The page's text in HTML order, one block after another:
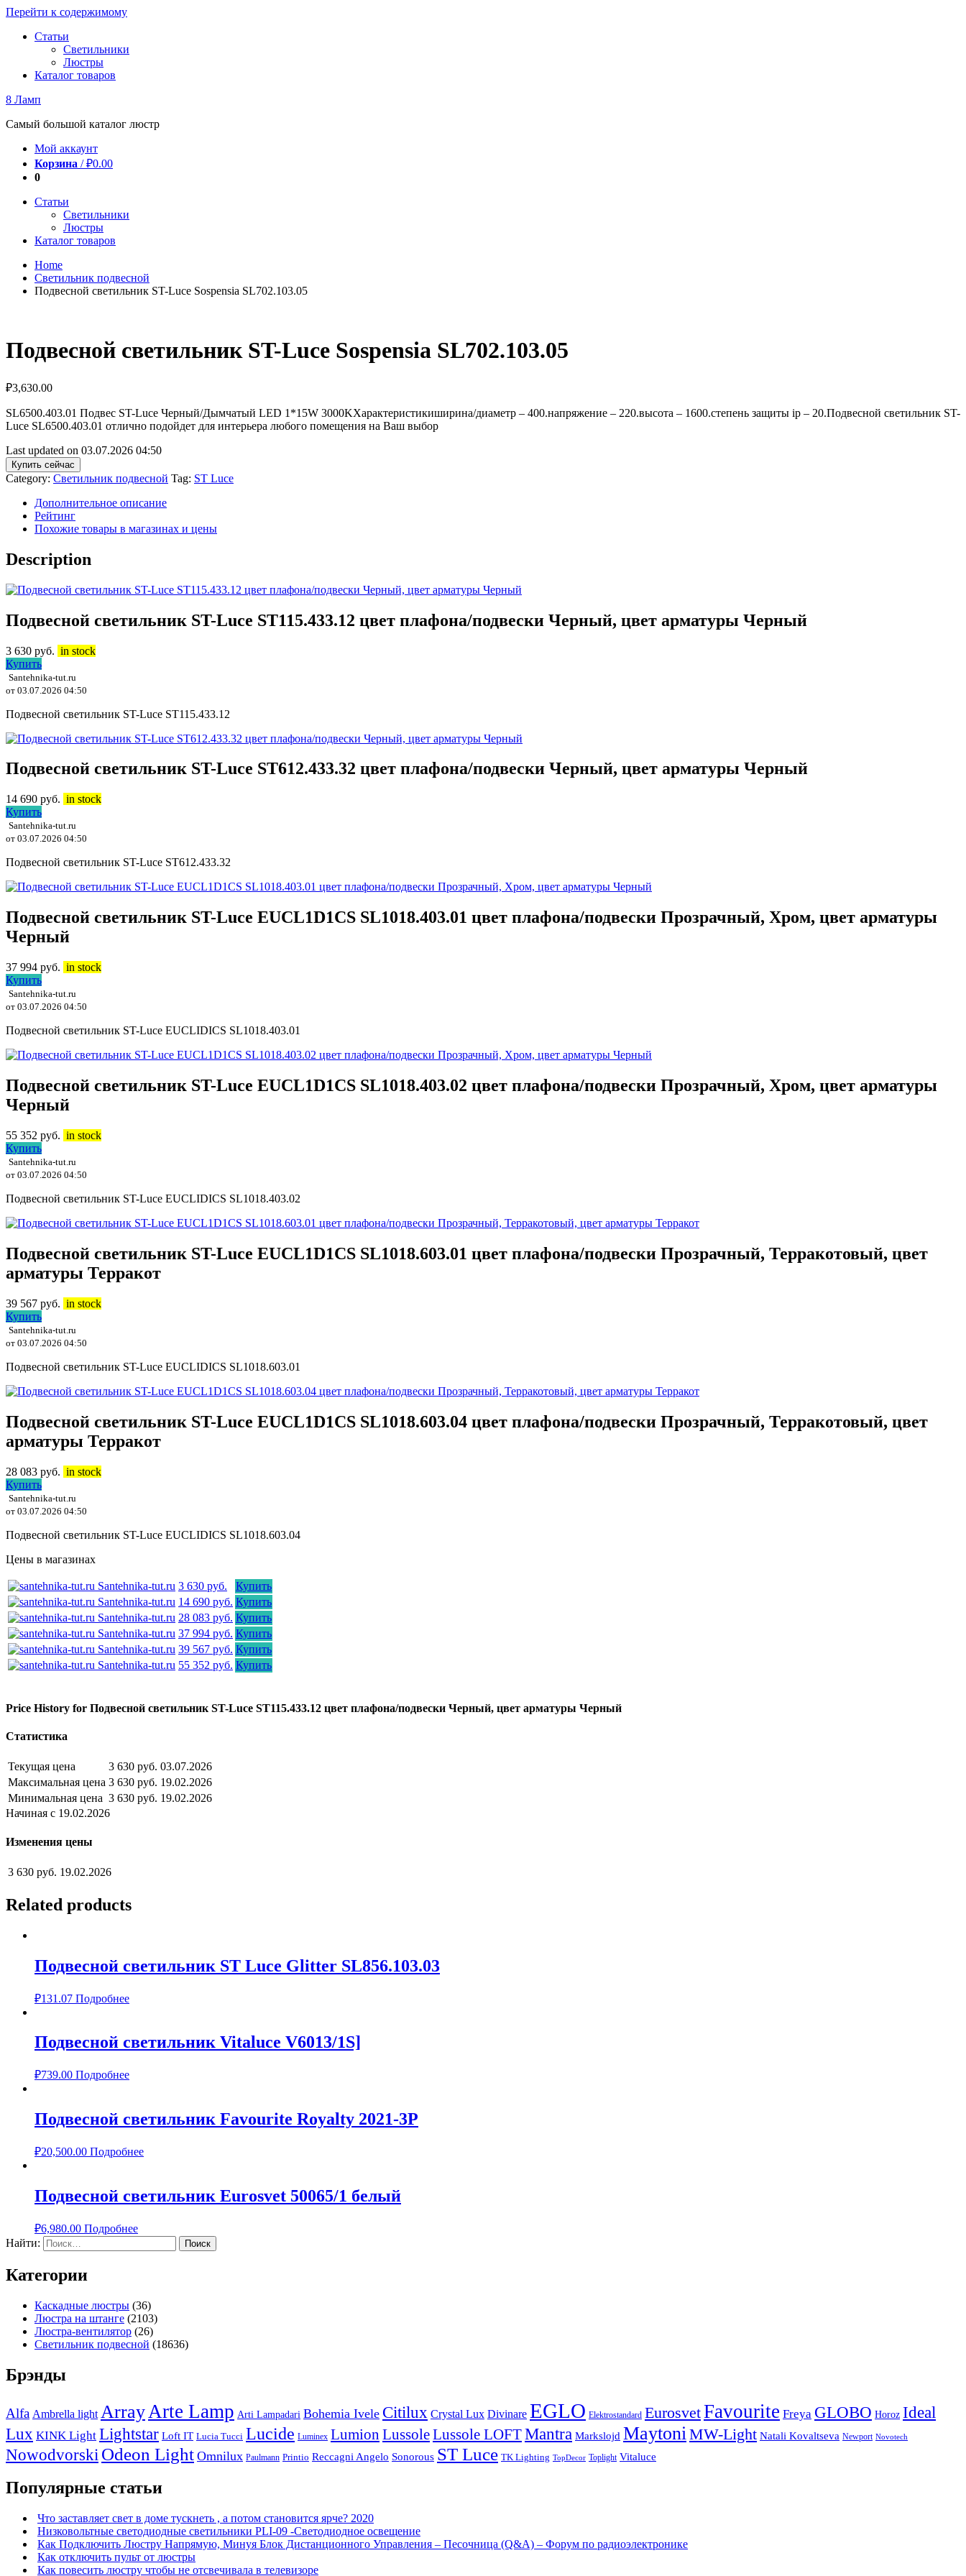
Перейти к содержимому
Статьи
Светильники
Люстры
Каталог товаров
8 Ламп
Самый большой каталог люстр
Мой аккаунт
Корзина /₽0.00
0
Статьи
Светильники
Люстры
Каталог товаров
Home
Светильник подвесной
Подвесной светильник ST-Luce Sospensia SL702.103.05
Подвесной светильник ST-Luce Sospensia SL702.103.05
₽3,630.00
SL6500.403.01 Подвес ST-Luce Черный/Дымчатый LED 1*15W 3000KХарактеристикиширина/диаметр – 400.напряжение – 220.высота – 1600.степень защиты ip – 20.Подвесной светильник ST-
Luce SL6500.403.01 отлично подойдет для интерьера любого помещения на Ваш выбор
Last updated on 03.07.2026 04:50
Купить сейчас
Category: Светильник подвесной Tag: ST Luce
Дополнительное описание
Рейтинг
Похожие товары в магазинах и цены
Description
Подвесной светильник ST-Luce ST115.433.12 цвет плафона/подвески Черный, цвет арматуры Черный
3 630 руб. in stock
Купить
Santehnika-tut.ru
от 03.07.2026 04:50
Подвесной светильник ST-Luce ST115.433.12
Подвесной светильник ST-Luce ST612.433.32 цвет плафона/подвески Черный, цвет арматуры Черный
14 690 руб. in stock
Купить
Santehnika-tut.ru
от 03.07.2026 04:50
Подвесной светильник ST-Luce ST612.433.32
Подвесной светильник ST-Luce EUCL1D1CS SL1018.403.01 цвет плафона/подвески Прозрачный, Хром, цвет арматуры
Черный
37 994 руб. in stock
Купить
Santehnika-tut.ru
от 03.07.2026 04:50
Подвесной светильник ST-Luce EUCLIDICS SL1018.403.01
Подвесной светильник ST-Luce EUCL1D1CS SL1018.403.02 цвет плафона/подвески Прозрачный, Хром, цвет арматуры
Черный
55 352 руб. in stock
Купить
Santehnika-tut.ru
от 03.07.2026 04:50
Подвесной светильник ST-Luce EUCLIDICS SL1018.403.02
Подвесной светильник ST-Luce EUCL1D1CS SL1018.603.01 цвет плафона/подвески Прозрачный, Терракотовый, цвет
арматуры Терракот
39 567 руб. in stock
Купить
Santehnika-tut.ru
от 03.07.2026 04:50
Подвесной светильник ST-Luce EUCLIDICS SL1018.603.01
Подвесной светильник ST-Luce EUCL1D1CS SL1018.603.04 цвет плафона/подвески Прозрачный, Терракотовый, цвет
арматуры Терракот
28 083 руб. in stock
Купить
Santehnika-tut.ru
от 03.07.2026 04:50
Подвесной светильник ST-Luce EUCLIDICS SL1018.603.04
Цены в магазинах
Santehnika-tut.ru 3 630 руб.
Купить
Santehnika-tut.ru 14 690 руб. Купить
Santehnika-tut.ru 28 083 руб. Купить
Santehnika-tut.ru 37 994 руб. Купить
Santehnika-tut.ru 39 567 руб. Купить
Santehnika-tut.ru 55 352 руб. Купить
Price History for Подвесной светильник ST-Luce ST115.433.12 цвет плафона/подвески Черный, цвет арматуры Черный
Статистика
Текущая цена 3 630 руб. 03.07.2026
Максимальная цена 3 630 руб. 19.02.2026
Минимальная цена 3 630 руб. 19.02.2026
Начиная с 19.02.2026
Изменения цены
3 630 руб. 19.02.2026
Related products
Подвесной светильник ST Luce Glitter SL856.103.03
₽131.07 Подробнее
Подвесной светильник Vitaluce V6013/1S]
₽739.00 Подробнее
Подвесной светильник Favourite Royalty 2021-3P
₽20,500.00 Подробнее
Подвесной светильник Eurosvet 50065/1 белый
₽6,980.00 Подробнее
Найти:
Категории
Каскадные люстры (36)
Люстра на штанге (2103)
Люстра-вентилятор (26)
Светильник подвесной (18636)
Брэнды
Alfa Ambrella light Array Arte Lamp Arti Lampadari Bohemia Ivele Citilux Crystal Lux Divinare EGLO Elektrostandard EurosvetFavourite Freya GLOBO Horoz Ideal
Lux KINK Light Lightstar Loft IT Lucia Tucci Lucide Luminex Lumion LussoleLussole LOFTMantra Markslojd Maytoni MW-Light Natali Kovaltseva Newport Novotech
Nowodvorski Odeon Light Omnilux Paulmann Printio Reccagni Angelo Sonorous ST Luce TK Lighting TopDecor Toplight Vitaluce
Популярные статьи
Что заставляет свет в доме тускнеть , а потом становится ярче? 2020
Низковольтные светодиодные светильники PLI-09 -Светодиодное освещение
Как Подключить Люстру Напрямую, Минуя Блок Дистанционного Управления – Песочница (Q&A) – Форум по радиоэлектронике
Как отключить пульт от люстры
Как повесить люстру чтобы не отсвечивала в телевизоре